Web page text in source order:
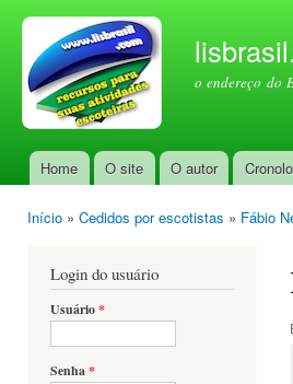
o endereço do
Menu principal
Home O site O autor
Início » Cedidos por escotistas » Fábio
Login do usuário
Usuário*
Senha*